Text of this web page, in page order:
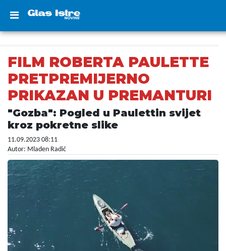
FILM ROBERTA PAULETTE
PRETPREMIJERNO
PRIKAZAN U PREMANTURI
"Gozba": Pogled u Paulettin svijet
kroz pokretne slike
11.09.2023 08:11
Autor: Mladen Radić